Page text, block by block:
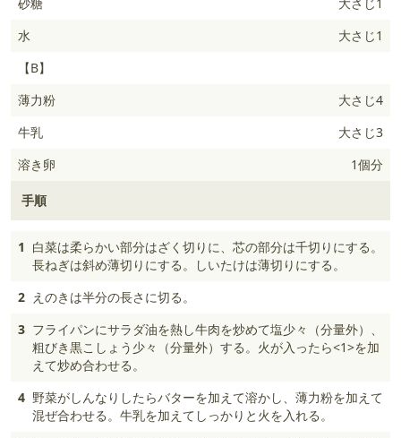
水
大さじ1
【B】
薄力粉
大さじ4
牛乳
大さじ3
溶き卵
1個分
手順
1 白菜は柔らかい部分はざく切りに、芯の部分は千切りにする。
長ねぎは斜め薄切りにする。しいたけは薄切りにする。
2 えのきは半分の長さに切る。
3 フライパンにサラダ油を熱し牛肉を炒めて塩少々（分量外）、
粗びき黒こしょう少々（分量外）する。火が入ったら<1>を加
えて炒め合わせる。
4 野菜がしんなりしたらバターを加えて溶かし、薄力粉を加えて
混ぜ合わせる。牛乳を加えてしっかりと火を入れる。